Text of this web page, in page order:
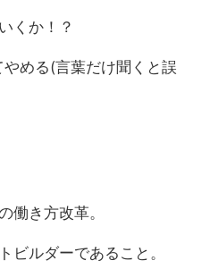
くか！？
める(言葉だけ聞くと誤
働き方改革。
ビルダーであること。